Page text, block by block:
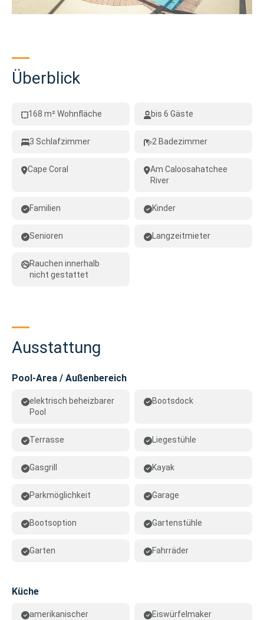
Überblick
168 m² Wohnfläche bis 6 Gäste
3 Schlafzimmer 2 Badezimmer
Cape Coral
Am Caloosahatchee
River
Familien Kinder
Senioren Langzeitmieter
Rauchen innerhalb
nicht gestattet
Ausstattung
Pool-Area / Außenbereich
elektrisch beheizbarer
Pool
Bootsdock
Terrasse Liegestühle
Gasgrill Kayak
Parkmöglichkeit Garage
Bootsoption Gartenstühle
Garten Fahrräder
Küche
amerikanischer
Eiswürfelmaker